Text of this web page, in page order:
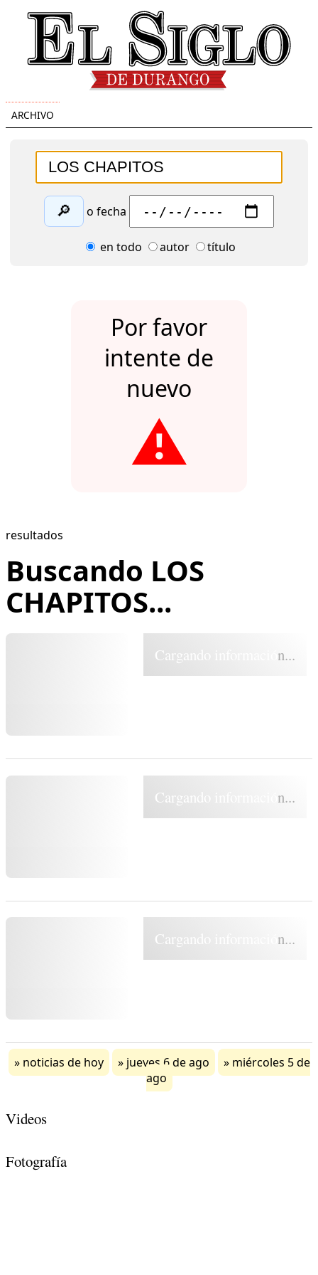
ARCHIVO
🔎 o fecha
en todo autor título
Por favor
intente de
nuevo
⚠️
resultados
Buscando LOS
CHAPITOS...
Cargando información...
Cargando información...
Cargando información...
noticias de hoy jueves 6 de ago
miércoles 5 de
ago
Videos
Fotografía